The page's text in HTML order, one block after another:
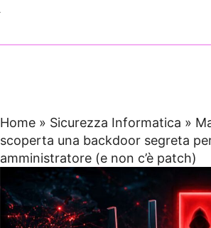
Home » Sicurezza Informatica »
scoperta una backdoor segreta
amministratore (e non c’è patch)